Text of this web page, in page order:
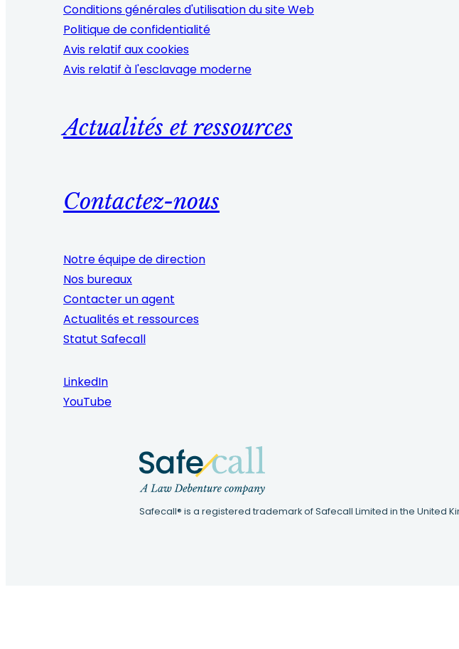
Conditions générales d'utilisation du site Web
Politique de confidentialité
Avis relatif aux cookies
Avis relatif à l'esclavage moderne
Actualités et ressources
Contactez-nous
Notre équipe de direction
Nos bureaux
Contacter un agent
Actualités et ressources
Statut Safecall
LinkedIn
YouTube
Safecall® is a registered trademark of Safecall Limited in the United